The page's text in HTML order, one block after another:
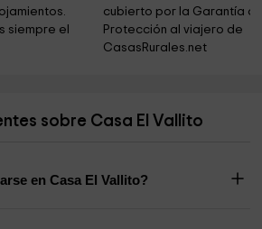
Reyes 4,3 km
de la Concepción 4,3 km
siempre el
cubierto por la Garantía
Protección al viajero de
CasasRurales.net
sobre Casa El Vallito
en Casa El Vallito?